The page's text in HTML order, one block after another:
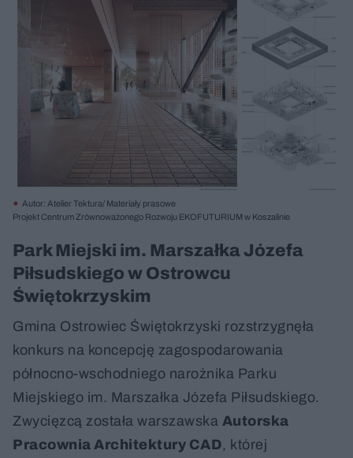
Autor: Atelier Tektura/ Materiały prasowe
Projekt Centrum Zrównoważonego Rozwoju EKOFUTURIUM w Koszalinie
Park Miejski im. Marszałka Józefa
Piłsudskiego w Ostrowcu
Świętokrzyskim
Gmina Ostrowiec Świętokrzyski rozstrzygnęła
konkurs na koncepcję zagospodarowania
północno-wschodniego narożnika Parku
Miejskiego im. Marszałka Józefa Piłsudskiego.
Zwycięzcą została warszawska Autorska
Pracownia Architektury CAD, której